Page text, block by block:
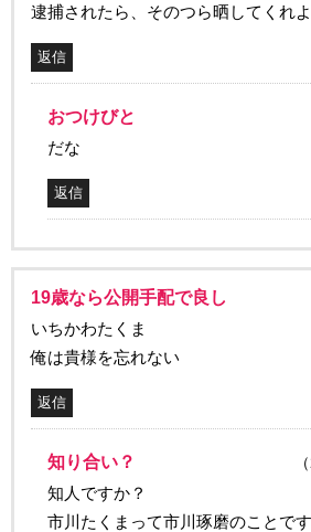
逮捕されたら、そのつら晒してくれよ
返信
おつけびと
だな
返信
19歳なら公開手配で良し
いちかわたくま
俺は貴様を忘れない
返信
知り合い？
知人ですか？
市川たくまって市川琢磨のことで